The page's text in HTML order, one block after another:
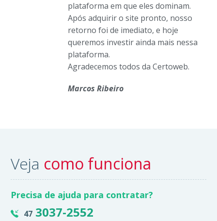
plataforma em que eles dominam.
Após adquirir o site pronto, nosso
retorno foi de imediato, e hoje
queremos investir ainda mais nessa
plataforma.
Agradecemos todos da Certoweb.
Marcos Ribeiro
Veja como funciona
Precisa de ajuda para contratar?
47 3037-2552